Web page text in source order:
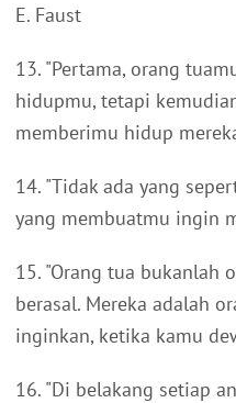
E. Faust
13. "Pertama, orang
hidupmu, tetapi
memberimu hidup
14. "Tidak ada yang
yang membuatmu ingin
15. "Orang tua bukanlah
berasal. Mereka adalah
inginkan, ketika kamu
16. "Di belakang setiap